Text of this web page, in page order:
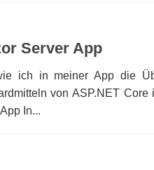
Server App
ich in meiner App die
von ASP.NET
In...